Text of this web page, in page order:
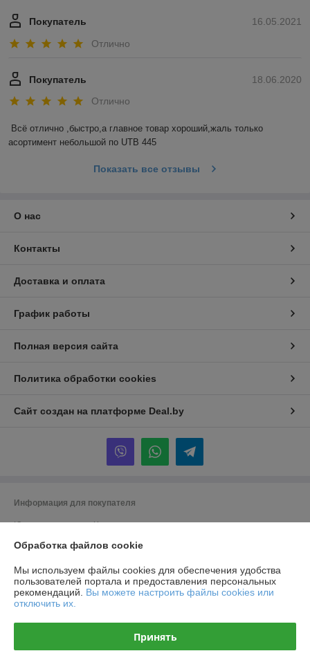
16.05.2021
Покупатель
Отлично
18.06.2020
Покупатель
Отлично
Всё отлично ,быстро,а главное товар хороший,жаль только
асортимент небольшой по UTB 445
Показать все отзывы
О нас
Контакты
Доставка и оплата
График работы
Полная версия сайта
Политика обработки cookies
Сайт создан на платформе Deal.by
Информация для покупателя
Юридическое лицо:Частное производственно-торговое унитарное
г. Брест ул. Вычулки 113
Регистрационный номер ЕГР: 291348590
УНП: 291348590
Дата регистрации компании: 19.11.2014
Обработка файлов cookie
Мы используем файлы cookies для обеспечения удобства
пользователей портала и предоставления персональных
рекомендаций. Вы можете настроить файлы cookies или
отключить их.
Принять